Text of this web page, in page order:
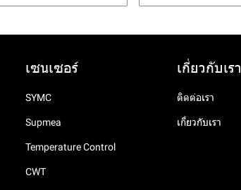
เซนเซอร์
SYMC
Supmea
Temperature Control
CWT
เกี่ยวกับเรา
ติดต่อเรา
เกี่ยวกับเรา